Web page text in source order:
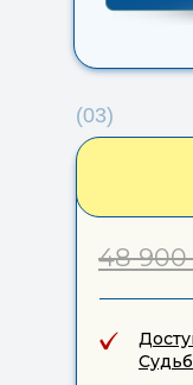
(03)
48 900